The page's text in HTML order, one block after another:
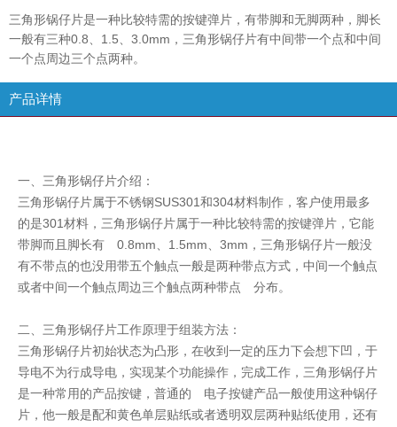
三角形锅仔片是一种比较特需的按键弹片，有带脚和无脚两种，脚长
一般有三种0.8、1.5、3.0mm，三角形锅仔片有中间带一个点和中间
一个点周边三个点两种。
产品详情
一、三角形锅仔片介绍：
三角形锅仔片属于不锈钢SUS301和304材料制作，客户使用最多
的是301材料，三角形锅仔片属于一种比较特需的按键弹片，它能
带脚而且脚长有 0.8mm、1.5mm、3mm，三角形锅仔片一般没
有不带点的也没用带五个触点一般是两种带点方式，中间一个触点
或者中间一个触点周边三个触点两种带点 分布。
二、三角形锅仔片工作原理于组装方法：
三角形锅仔片初始状态为凸形，在收到一定的压力下会想下凹，于
导电不为行成导电，实现某个功能操作，完成工作，三角形锅仔片
是一种常用的产品按键，普通的 电子按键产品一般使用这种锅仔
片，他一般是配和黄色单层贴纸或者透明双层两种贴纸使用，还有